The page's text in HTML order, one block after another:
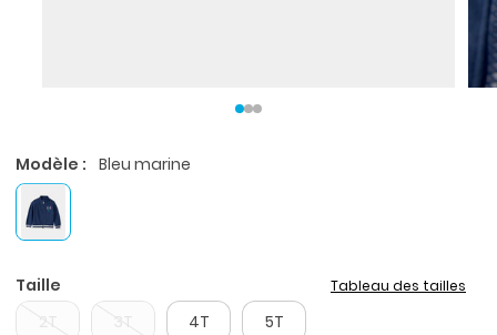
Modèle : Bleu marine
Taille Tableau des tailles
4T 5T